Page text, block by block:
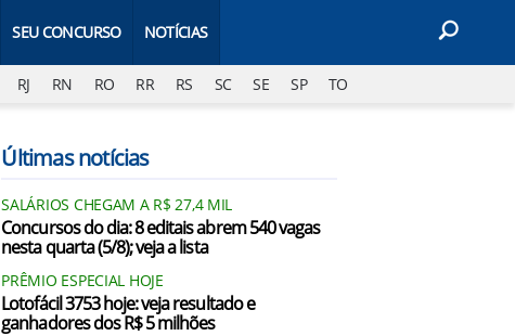
SEU CONCURSO NOTÍCIAS
RJ RN RO RR RS SC SE SP TO
Últimas notícias
SALÁRIOS CHEGAM A R$ 27,4 MIL
Concursos do dia: 8 editais abrem 540 vagas
nesta quarta (5/8); veja a lista
PRÊMIO ESPECIAL HOJE
Lotofácil 3753 hoje: veja resultado e
ganhadores dos R$ 5 milhões